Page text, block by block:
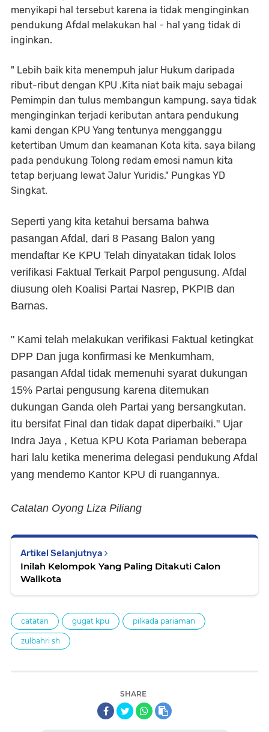
menyikapi hal tersebut karena ia tidak menginginkan
pendukung Afdal melakukan hal - hal yang tidak di
inginkan.
" Lebih baik kita menempuh jalur Hukum daripada
ribut-ribut dengan KPU .Kita niat baik maju sebagai
Pemimpin dan tulus membangun kampung. saya tidak
menginginkan terjadi keributan antara pendukung
kami dengan KPU Yang tentunya mengganggu
ketertiban Umum dan keamanan Kota kita. saya bilang
pada pendukung Tolong redam emosi namun kita
tetap berjuang lewat Jalur Yuridis." Pungkas YD
Singkat.
Seperti yang kita ketahui bersama bahwa
pasangan Afdal, dari 8 Pasang Balon yang
mendaftar Ke KPU Telah dinyatakan tidak lolos
verifikasi Faktual Terkait Parpol pengusung. Afdal
diusung oleh Koalisi Partai Nasrep, PKPIB dan
Barnas.
" Kami telah melakukan verifikasi Faktual ketingkat
DPP Dan juga konfirmasi ke Menkumham,
pasangan Afdal tidak memenuhi syarat dukungan
15% Partai pengusung karena ditemukan
dukungan Ganda oleh Partai yang bersangkutan.
itu bersifat Final dan tidak dapat diperbaiki." Ujar
Indra Jaya , Ketua KPU Kota Pariaman beberapa
hari lalu ketika menerima delegasi pendukung Afdal
yang mendemo Kantor KPU di ruangannya.
Catatan Oyong Liza Piliang
Artikel Selanjutnya
Inilah Kelompok Yang Paling Ditakuti Calon
Walikota
catatan gugat kpu pilkada pariaman
zulbahri sh
SHARE